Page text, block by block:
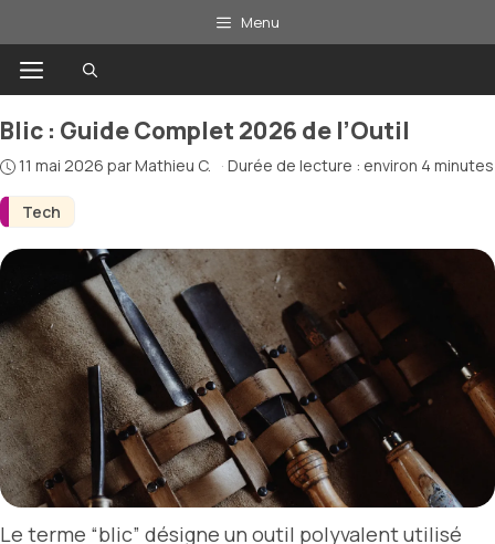
au
contenu
Menu
Menu
Tech
Blic : Guide Complet 2026 de l’Outil
11 mai 2026 parMathieu C. · Durée de lecture : environ 4 minutes
Le terme “blic” désigne un outil polyvalent utilisé